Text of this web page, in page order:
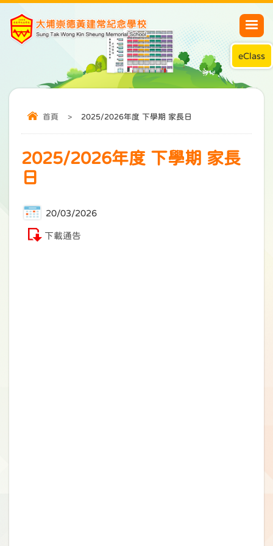
eClass
首頁 > 2025/2026年度 下學期 家長日
2025/2026年度 下學期 家長
日
20/03/2026
下載通告